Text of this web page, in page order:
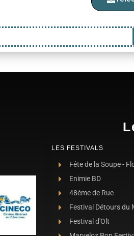
LES FESTIVALS
Fête de la Soupe -
Enimie BD
48ème de Rue
Festival Détours du
Festival d'Olt